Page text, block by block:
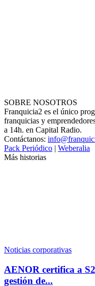
SOBRE NOSOTROS
Franquicia2 es el único
franquicias y
a 14h. en Capital Radio.
Contáctanos:
Pack Periódico | Weberalia
Más historias
Noticias corporativas
AENOR certifica a
gestión de...